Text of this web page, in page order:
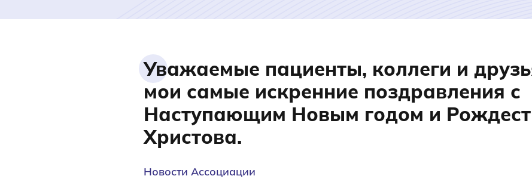
Уважаемые пациенты, коллеги и
мои самые искренние поздравления с
Наступающим Новым годом и
Христова.
Новости Ассоциации